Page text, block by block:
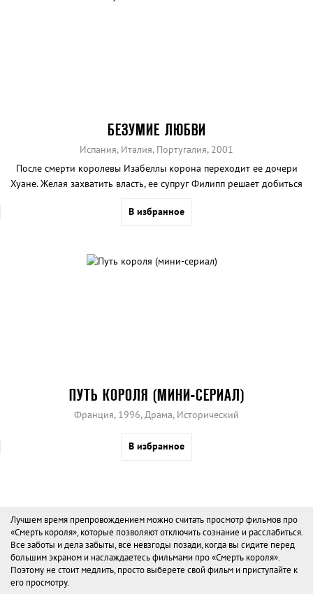
БЕЗУМИЕ ЛЮБВИ
Испания, Италия, Португалия, 2001
После смерти королевы Изабеллы корона переходит ее дочери
Хуане. Желая захватить власть, ее супруг Филипп решает добиться
невменяемой и сводит ее с ума. Трагическая история любви,
В избранное
ПУТЬ КОРОЛЯ (МИНИ-СЕРИАЛ)
Франция, 1996, Драма, Исторический
В избранное
Лучшем время препровождением можно считать просмотр фильмов про
«Смерть короля», которые позволяют отключить сознание и расслабиться.
Все заботы и дела забыты, все невзгоды позади, когда вы сидите перед
большим экраном и наслаждаетесь фильмами про «Смерть короля».
Поэтому не стоит медлить, просто выберете свой фильм и приступайте к
его просмотру.